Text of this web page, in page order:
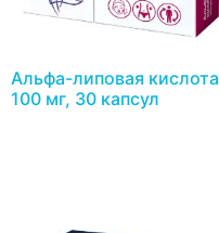
Альфа-липовая кислота
100 мг, 30 капсул